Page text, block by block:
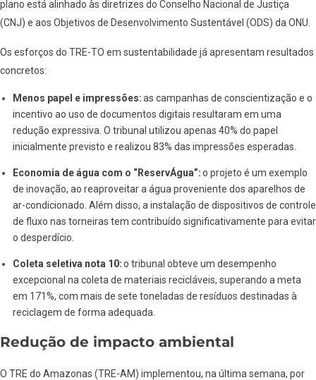
plano está alinhado às diretrizes do Conselho Nacional de Justiça
(CNJ) e aos Objetivos de Desenvolvimento Sustentável (ODS) da ONU.
Os esforços do TRE-TO em sustentabilidade já apresentam resultados
concretos:
Menos papel e impressões:as campanhas de conscientização e o
incentivo ao uso de documentos digitais resultaram em uma
redução expressiva. O tribunal utilizou apenas 40% do papel
inicialmente previsto e realizou 83% das impressões esperadas.
Economia de água com o “ReservÁgua”:o projeto é um exemplo
de inovação, ao reaproveitar a água proveniente dos aparelhos de
ar-condicionado. Além disso, a instalação de dispositivos de controle
de fluxo nas torneiras tem contribuído significativamente para evitar
o desperdício.
Coleta seletiva nota 10:o tribunal obteve um desempenho
excepcional na coleta de materiais recicláveis, superando a meta
em 171%, com mais de sete toneladas de resíduos destinadas à
reciclagem de forma adequada.
Redução de impacto ambiental
O TRE do Amazonas (TRE-AM) implementou, na última semana, por